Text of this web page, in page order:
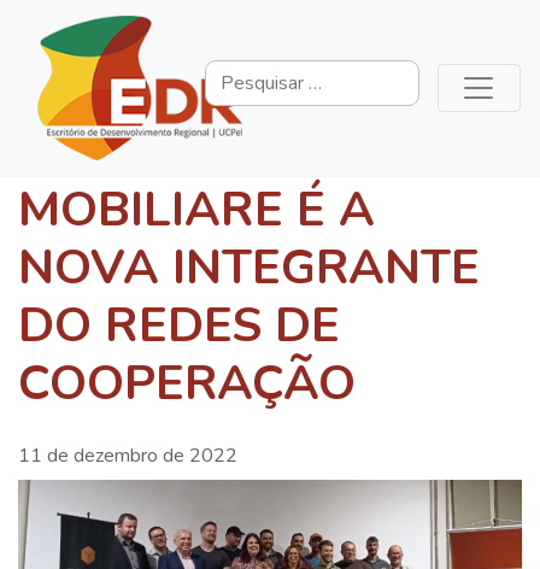
MOBILIARE É A
NOVA INTEGRANTE
DO REDES DE
COOPERAÇÃO
11 de dezembro de 2022